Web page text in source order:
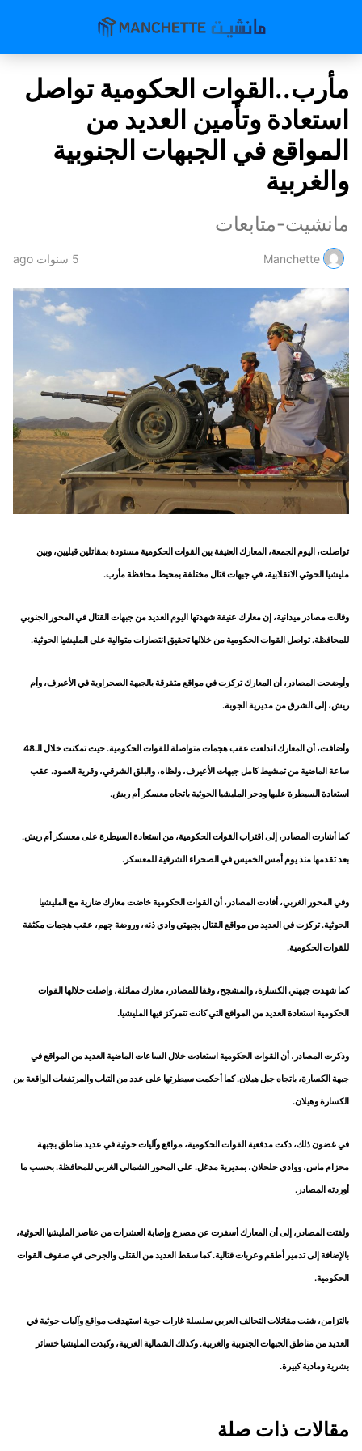
مأرب..القوات الحكومية تواصل
استعادة وتأمين العديد من
المواقع في الجبهات الجنوبية
والغربية
مانشيت-متابعات
Manchette 5 سنوات ago
تواصلت، اليوم الجمعة، المعارك العنيفة بين القوات الحكومية مسنودة بمقاتلين قبليين، وبين
مليشيا الحوثي الانقلابية، في جبهات قتال مختلفة بمحيط محافظة مأرب.
وقالت مصادر ميدانية، إن معارك عنيفة شهدتها اليوم العديد من جبهات القتال في المحور الجنوبي
للمحافظة. تواصل القوات الحكومية من خلالها تحقيق انتصارات متوالية على المليشيا الحوثية.
وأوضحت المصادر، أن المعارك تركزت في مواقع متفرقة بالجبهة الصحراوية في الأعيرف، وأم
ريش، إلى الشرق من مديرية الجوبة.
وأضافت، أن المعارك اندلعت عقب هجمات متواصلة للقوات الحكومية. حيث تمكنت خلال الـ48
ساعة الماضية من تمشيط كامل جبهات الأعيرف، ولظاه، والبلق الشرقي، وقرية العمود. عقب
استعادة السيطرة عليها ودحر المليشيا الحوثية باتجاه معسكر أم ريش.
كما أشارت المصادر، إلى اقتراب القوات الحكومية، من استعادة السيطرة على معسكر أم ريش.
بعد تقدمها منذ يوم أمس الخميس في الصحراء الشرقية للمعسكر.
وفي المحور الغربي، أفادت المصادر، أن القوات الحكومية خاضت معارك ضارية مع المليشيا
الحوثية. تركزت في العديد من مواقع القتال بجبهتي وادي ذنه، وروضة جهم، عقب هجمات مكثفة
للقوات الحكومية.
كما شهدت جبهتي الكسارة، والمشجح، وفقا للمصادر، معارك مماثلة، واصلت خلالها القوات
الحكومية استعادة العديد من المواقع التي كانت تتمركز فيها المليشيا.
وذكرت المصادر، أن القوات الحكومية استعادت خلال الساعات الماضية العديد من المواقع في
جبهة الكسارة، باتجاه جبل هيلان. كما أحكمت سيطرتها على عدد من التباب والمرتفعات الواقعة بين
الكسارة وهيلان.
في غضون ذلك، دكت مدفعية القوات الحكومية، مواقع وآليات حوثية في عديد مناطق بجبهة
محزام ماس، ووادي حلحلان، بمديرية مدغل. على المحور الشمالي الغربي للمحافظة. بحسب ما
أوردته المصادر.
ولفتت المصادر، إلى أن المعارك أسفرت عن مصرع وإصابة العشرات من عناصر المليشيا الحوثية،
بالإضافة إلى تدمير أطقم وعربات قتالية. كما سقط العديد من القتلى والجرحى في صفوف القوات
الحكومية.
بالتزامن، شنت مقاتلات التحالف العربي سلسلة غارات جوية استهدفت مواقع وآليات حوثية في
العديد من مناطق الجبهات الجنوبية والغربية. وكذلك الشمالية الغربية، وكبدت المليشيا خسائر
بشرية ومادية كبيرة.
مقالات ذات صلة